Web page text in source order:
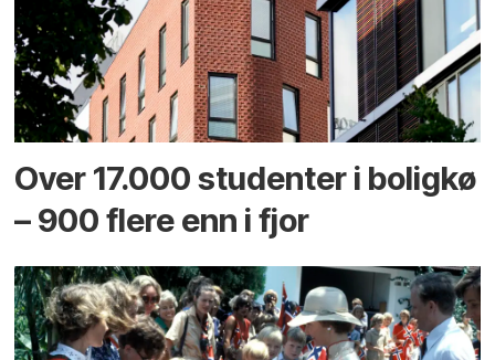
Over 17.000 studenter i boligkø
– 900 flere enn i fjor